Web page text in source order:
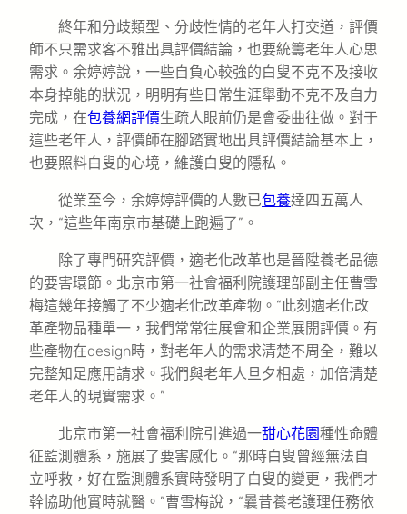
終年和分歧類型、分歧性情的老年人打交道，評價
師不只需求客不雅出具評價結論，也要統籌老年人心思
需求。余婷婷說，一些自負心較強的白叟不克不及接收
本身掉能的狀況，明明有些日常生涯舉動不克不及自力
完成，在包養網評價生疏人眼前仍是會委曲往做。對于
這些老年人，評價師在腳踏實地出具評價結論基本上，
也要照料白叟的心境，維護白叟的隱私。
從業至今，余婷婷評價的人數已包養達四五萬人
次，“這些年南京市基礎上跑遍了”。
除了專門研究評價，適老化改革也是晉陞養老品德
的要害環節。北京市第一社會福利院護理部副主任曹雪
梅這幾年接觸了不少適老化改革產物。“此刻適老化改
革產物品種單一，我們常常往展會和企業展開評價。有
些產物在design時，對老年人的需求清楚不周全，難以
完整知足應用請求。我們與老年人旦夕相處，加倍清楚
老年人的現實需求。”
北京市第一社會福利院引進過一甜心花園種性命體
征監測體系，施展了要害感化。“那時白叟曾經無法自
立呼救，好在監測體系實時發明了白叟的變更，我們才
幹協助他實時就醫。”曹雪梅說，“曩昔養老護理任務依